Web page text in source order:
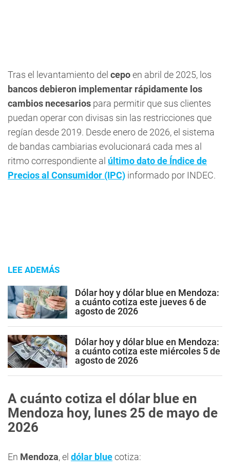
Tras el levantamiento del cepoen abril de 2025, los
bancos debieron implementar rápidamente los
cambios necesarios para permitir que sus clientes
puedan operar con divisas sin las restricciones que
regían desde 2019. Desde enero de 2026, el sistema
de bandas cambiarias evolucionará cada mes al
ritmo correspondiente al último dato de Índice de
Precios al Consumidor (IPC) informado por INDEC.
LEE ADEMÁS
Dólar hoy y dólar blue en Mendoza:
a cuánto cotiza este jueves 6 de
agosto de 2026
Dólar hoy y dólar blue en Mendoza:
a cuánto cotiza este miércoles 5 de
agosto de 2026
A cuánto cotiza el dólar blue en
Mendoza hoy, lunes 25 de mayo de
2026
En Mendoza, el dólar bluecotiza: